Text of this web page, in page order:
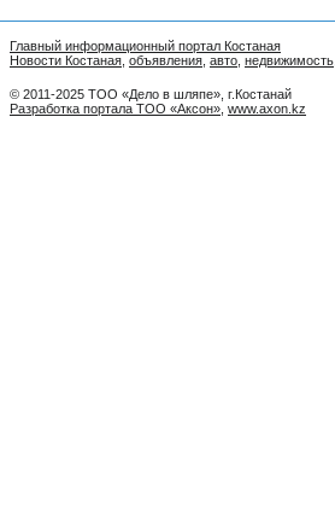
Главный информационный портал Костаная
Новости Костаная объявления авто недвижимость
© 2011-2025 ТОО «Дело в шляпе», г.Костанай
Разработка портала ТОО «Аксон» www.axon.kz